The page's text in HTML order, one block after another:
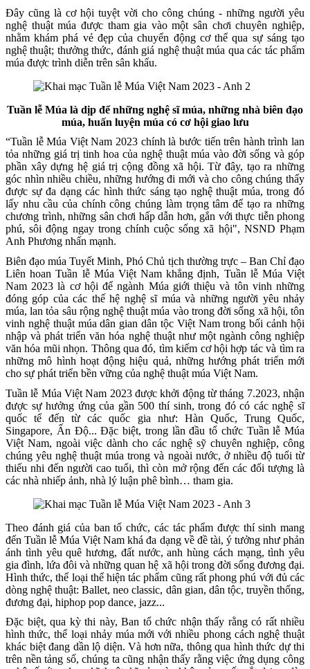
Đây cũng là cơ hội tuyệt vời cho công chúng - những người yêu
nghệ thuật múa được tham gia vào một sân chơi chuyên nghiệp,
nhằm khám phá vẻ đẹp của chuyển động cơ thể qua sự sáng tạo
nghệ thuật; thưởng thức, đánh giá nghệ thuật múa qua các tác phẩm
múa được trình diễn trên sân khấu.
Tuần lễ Múa là dịp để những nghệ sĩ múa, những nhà biên đạo
múa, huấn luyện múa có cơ hội giao lưu
“Tuần lễ Múa Việt Nam 2023 chính là bước tiến trên hành trình lan
tỏa những giá trị tinh hoa của nghệ thuật múa vào đời sống và góp
phần xây dựng hệ giá trị cộng đồng xã hội. Từ đây, tạo ra những
góc nhìn nhiều chiều, những hướng đi mới và cho công chúng thấy
được sự đa dạng các hình thức sáng tạo nghệ thuật múa, trong đó
lấy nhu cầu của chính công chúng làm trọng tâm để tạo ra những
chương trình, những sân chơi hấp dẫn hơn, gắn với thực tiễn phong
phú, sôi động ngay trong chính cuộc sống xã hội", NSND Phạm
Anh Phương nhấn mạnh.
Biên đạo múa Tuyết Minh, Phó Chủ tịch thường trực – Ban Chỉ đạo
Liên hoan Tuần lễ Múa Việt Nam khẳng định, Tuần lễ Múa Việt
Nam 2023 là cơ hội để ngành Múa giới thiệu và tôn vinh những
đóng góp của các thế hệ nghệ sĩ múa và những người yêu nhảy
múa, lan tỏa sâu rộng nghệ thuật múa vào trong đời sống xã hội, tôn
vinh nghệ thuật múa dân gian dân tộc Việt Nam trong bối cảnh hội
nhập và phát triển văn hóa nghệ thuật như một ngành công nghiệp
văn hóa mũi nhọn. Thông qua đó, tìm kiếm cơ hội hợp tác và tìm ra
những mô hình hoạt động hiệu quả, những hướng phát triển mới
cho sự phát triển bền vững của nghệ thuật múa Việt Nam.
Tuần lễ Múa Việt Nam 2023 được khởi động từ tháng 7.2023, nhận
được sự hưởng ứng của gần 500 thí sinh, trong đó có các nghệ sĩ
quốc tế đến từ các quốc gia như: Hàn Quốc, Trung Quốc,
Singapore, Ấn Độ... Đặc biệt, trong lần đầu tổ chức Tuần lễ Múa
Việt Nam, ngoài việc dành cho các nghệ sỹ chuyên nghiệp, công
chúng yêu nghệ thuật múa trong và ngoài nước, ở nhiều độ tuổi từ
thiếu nhi đến người cao tuổi, thì còn mở rộng đến các đối tượng là
các nhà nhiếp ảnh, nhà lý luận phê bình… tham gia.
Theo đánh giá của ban tổ chức, các tác phẩm được thí sinh mang
đến Tuần lễ Múa Việt Nam khá đa dạng về đề tài, ý tưởng như phản
ánh tình yêu quê hương, đất nước, anh hùng cách mạng, tình yêu
gia đình, lứa đôi và những quan hệ xã hội trong đời sống đương đại.
Hình thức, thể loại thể hiện tác phẩm cũng rất phong phú với đủ các
dòng nghệ thuật: Ballet, neo classic, dân gian, dân tộc, truyền thống,
đương đại, hiphop pop dance, jazz...
Đặc biệt, qua kỳ thi này, Ban tổ chức nhận thấy rằng có rất nhiều
hình thức, thể loại nhảy múa mới với nhiều phong cách nghệ thuật
khác biệt đang dần lộ diện. Và hơn nữa, thông qua hình thức dự thi
trên nền tảng số, chúng ta cũng nhận thấy rằng việc ứng dụng công